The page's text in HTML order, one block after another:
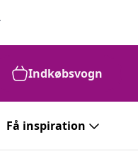
Indkøbsvogn
Få inspiration